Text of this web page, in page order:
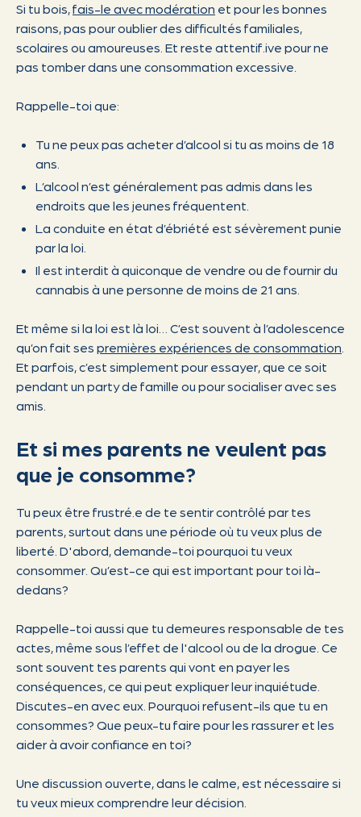
Si tu bois,fais-le avec modération et pour les bonnes
raisons, pas pour oublier des difficultés familiales,
scolaires ou amoureuses. Et reste attentif.ive pour ne
pas tomber dans une consommation excessive.
Rappelle-toi que:
Tu ne peux pas acheter d’alcool si tu as moins de 18
ans.
L’alcool n’est généralement pas admis dans les
endroits que les jeunes fréquentent.
La conduite en état d’ébriété est sévèrement punie
par la loi.
Il est interdit à quiconque de vendre ou de fournir du
cannabis à une personne de moins de 21 ans.
Et même si la loi est là loi… C’est souvent à l’adolescence
qu’on fait ses premières expériences de consommation
Et parfois, c’est simplement pour essayer, que ce soit
pendant un party de famille ou pour socialiser avec ses
amis.
Et si mes parents ne veulent pas
que je consomme?
Tu peux être frustré.e de te sentir contrôlé par tes
parents, surtout dans une période où tu veux plus de
liberté. D'abord, demande-toi pourquoi tu veux
consommer. Qu’est-ce qui est important pour toi là-
dedans?
Rappelle-toi aussi que tu demeures responsable de tes
actes, même sous l’effet de l'alcool ou de la drogue. Ce
sont souvent tes parents qui vont en payer les
conséquences, ce qui peut expliquer leur inquiétude.
Discutes-en avec eux. Pourquoi refusent-ils que tu en
consommes? Que peux-tu faire pour les rassurer et les
aider à avoir confiance en toi?
Une discussion ouverte, dans le calme, est nécessaire si
tu veux mieux comprendre leur décision.